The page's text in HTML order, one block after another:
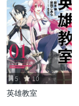
第31話
2年前
第30話
2年前
第28話
2年前
第26話
2年前
5 10
英雄教室